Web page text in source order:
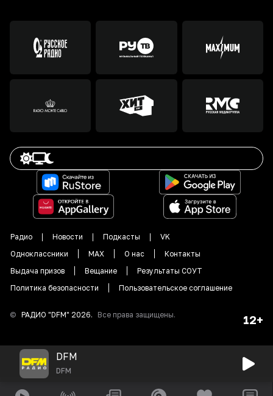
Радио Новости Подкасты
VK
Одноклассники
MAX О нас
Контакты
Выдача призов
Вещание
Результаты СОУТ
Политика безопасности
Пользовательское соглашение
© РАДИО "DFM" 2026. Все права защищены. 12+
DFM
DFM